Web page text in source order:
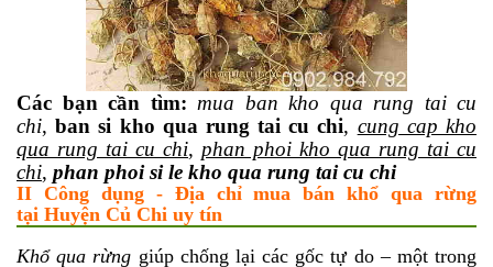
Các bạn cần tìm: mua ban kho qua rung tai cu
chi,ban si kho qua rung tai cu chi, cung cap kho
qua rung tai cu chi, phan phoi kho qua rung tai cu
chi, phan phoi si le kho qua rung tai cu chi
II Công dụng - Địa chỉ mua bán khổ qua rừng
tại Huyện Củ Chi uy tín
Khổ qua rừng giúp chống lại các gốc tự do – một trong